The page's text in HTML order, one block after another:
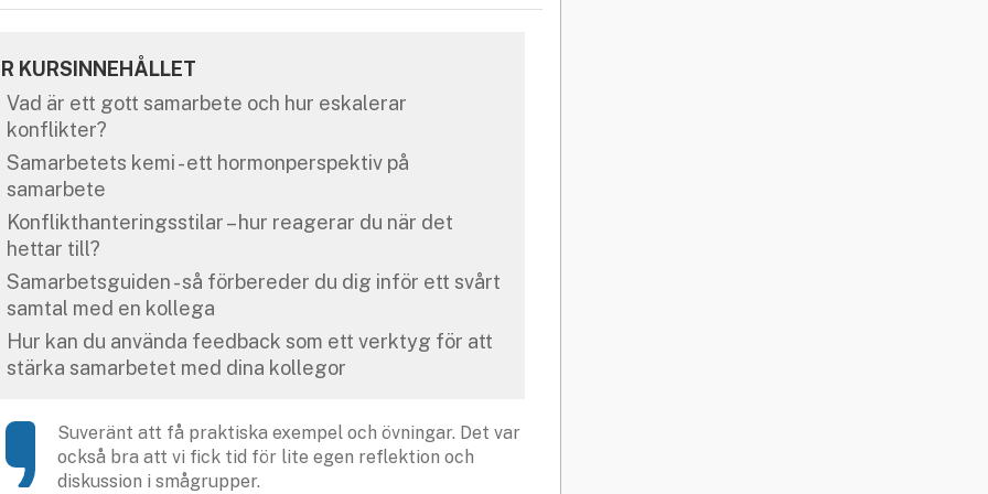
KURSINNEHÅLLET
Vad är ett gott samarbete och hur eskalerar
konflikter?
Samarbetets kemi - ett hormonperspektiv på
samarbete
Konflikthanteringsstilar – hur reagerar du när det
hettar till?
Samarbetsguiden - så förbereder du dig inför ett svårt
samtal med en kollega
Hur kan du använda feedback som ett verktyg för att
stärka samarbetet med dina kollegor
Suveränt att få praktiska exempel och övningar. Det var
också bra att vi fick tid för lite egen reflektion och
diskussion i smågrupper.